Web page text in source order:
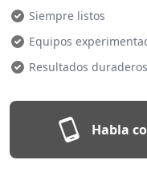
Siempre listos
Equipos
Resultados duraderos
Habla